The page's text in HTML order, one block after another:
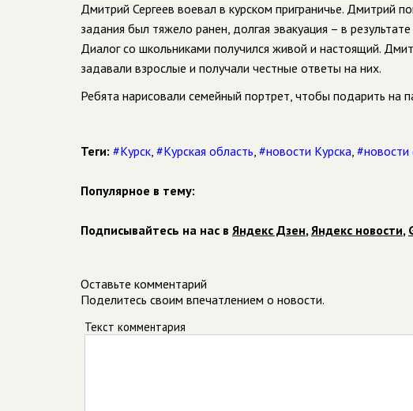
Дмитрий Сергеев воевал в курском приграничье. Дмитрий
задания был тяжело ранен, долгая эвакуация – в
Диалог со школьниками получился живой и настоящий.
задавали взрослые и получали честные ответы на них.
Ребята нарисовали семейный портрет, чтобы подарить на
Теги: #Курск, #Курская область, #новости Курска, #новости
Популярное в тему:
Подписывайтесь на нас в Яндекс Дзен,Яндекс новости,
Оставьте комментарий
Поделитесь своим впечатлением о новости.
Текст комментария